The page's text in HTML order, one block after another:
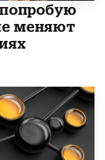
попробую
меняют